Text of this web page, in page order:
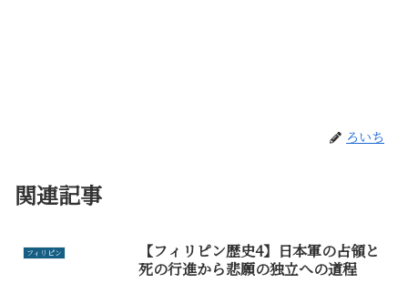
ろいち
関連記事
フィリピン
【フィリピン歴史4】日本軍の占領と
死の行進から悲願の独立への道程